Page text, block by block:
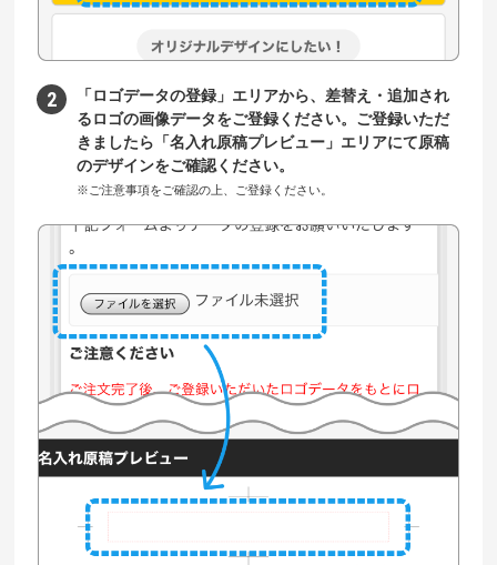
「ロゴデータの登録」エリアから、差替え・追加され
るロゴの画像データをご登録ください。ご登録いただ
きましたら「名入れ原稿プレビュー」エリアにて原稿
のデザインをご確認ください。
※ご注意事項をご確認の上、ご登録ください。